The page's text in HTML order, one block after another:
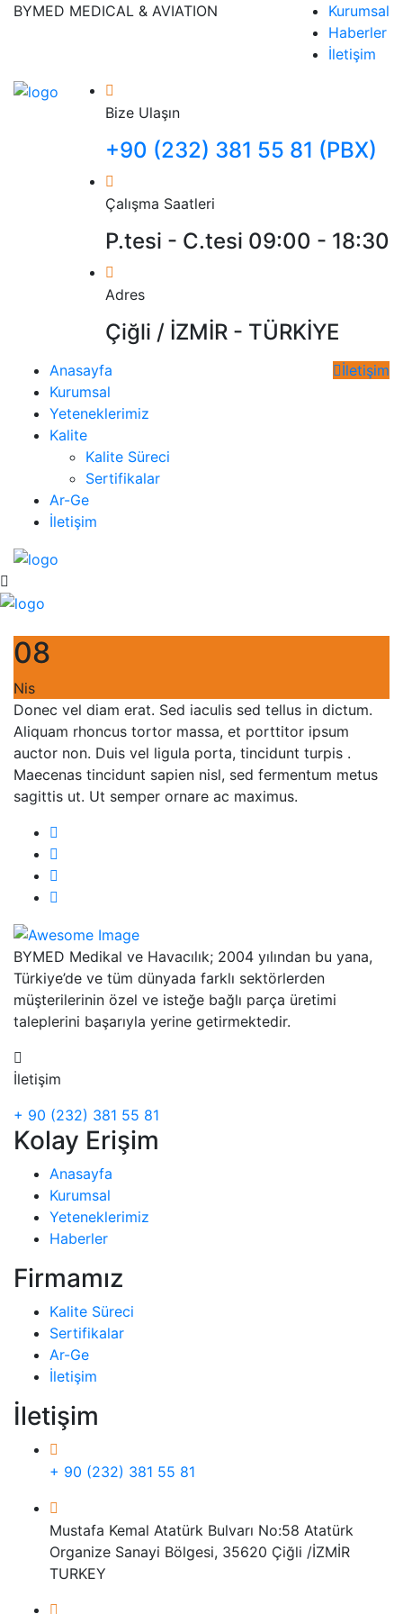
BYMED MEDICAL & AVIATION
Kurumsal
Haberler
İletişim
Bize Ulaşın
+90 (232) 381 55 81 (PBX)
Çalışma Saatleri
P.tesi - C.tesi 09:00 - 18:30
Adres
Çiğli / İZMİR - TÜRKİYE
Anasayfa
Kurumsal
Yeteneklerimiz
Kalite
Kalite Süreci
Sertifikalar
Ar-Ge
İletişim
İletişim
08
Nis
Donec vel diam erat. Sed iaculis sed tellus in dictum.
Aliquam rhoncus tortor massa, et porttitor ipsum
auctor non. Duis vel ligula porta, tincidunt turpis .
Maecenas tincidunt sapien nisl, sed fermentum metus
sagittis ut. Ut semper ornare ac maximus.
BYMED Medikal ve Havacılık; 2004 yılından bu yana,
Türkiye’de ve tüm dünyada farklı sektörlerden
müşterilerinin özel ve isteğe bağlı parça üretimi
taleplerini başarıyla yerine getirmektedir.
İletişim
+ 90 (232) 381 55 81
Kolay Erişim
Anasayfa
Kurumsal
Yeteneklerimiz
Haberler
Firmamız
Kalite Süreci
Sertifikalar
Ar-Ge
İletişim
İletişim
+ 90 (232) 381 55 81
Mustafa Kemal Atatürk Bulvarı No:58 Atatürk
Organize Sanayi Bölgesi, 35620 Çiğli /İZMİR
TURKEY